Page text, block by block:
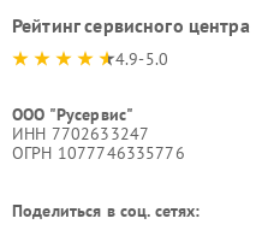
Рейтинг сервисного центра
4.9-5.0
ООО "Русервис"
ИНН 7702633247
ОГРН 1077746335776
Поделиться в соц. сетях: